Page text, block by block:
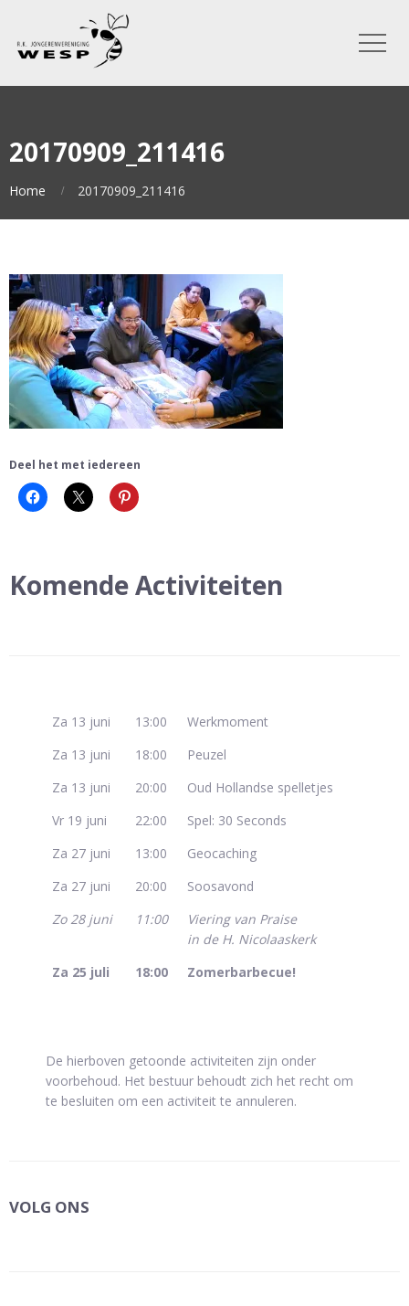
20170909_211416
Home 20170909_211416
Deel het met iedereen
Komende Activiteiten
Za 13 juni 13:00
Werkmoment
Za 13 juni
18:00
Peuzel
Za 13 juni
20:00
Oud Hollandse spelletjes
Vr 19 juni
22:00
Spel: 30 Seconds
Za 27 juni
13:00
Geocaching
Za 27 juni
20:00
Soosavond
Zo 28 juni
11:00
Viering van Praise
in de H. Nicolaaskerk
Za 25 juli
18:00 Zomerbarbecue!
De hierboven getoonde activiteiten zijn onder
voorbehoud. Het bestuur behoudt zich het recht om
te besluiten om een activiteit te annuleren.
VOLG ONS